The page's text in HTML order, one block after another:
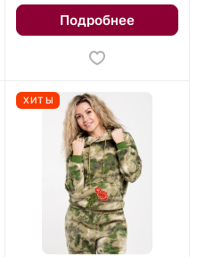
Подробнее
ХИТЫ